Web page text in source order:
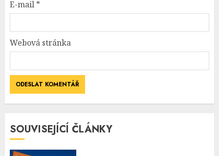
E-mail *
Webová stránka
SOUVISEJÍCÍ ČLÁNKY